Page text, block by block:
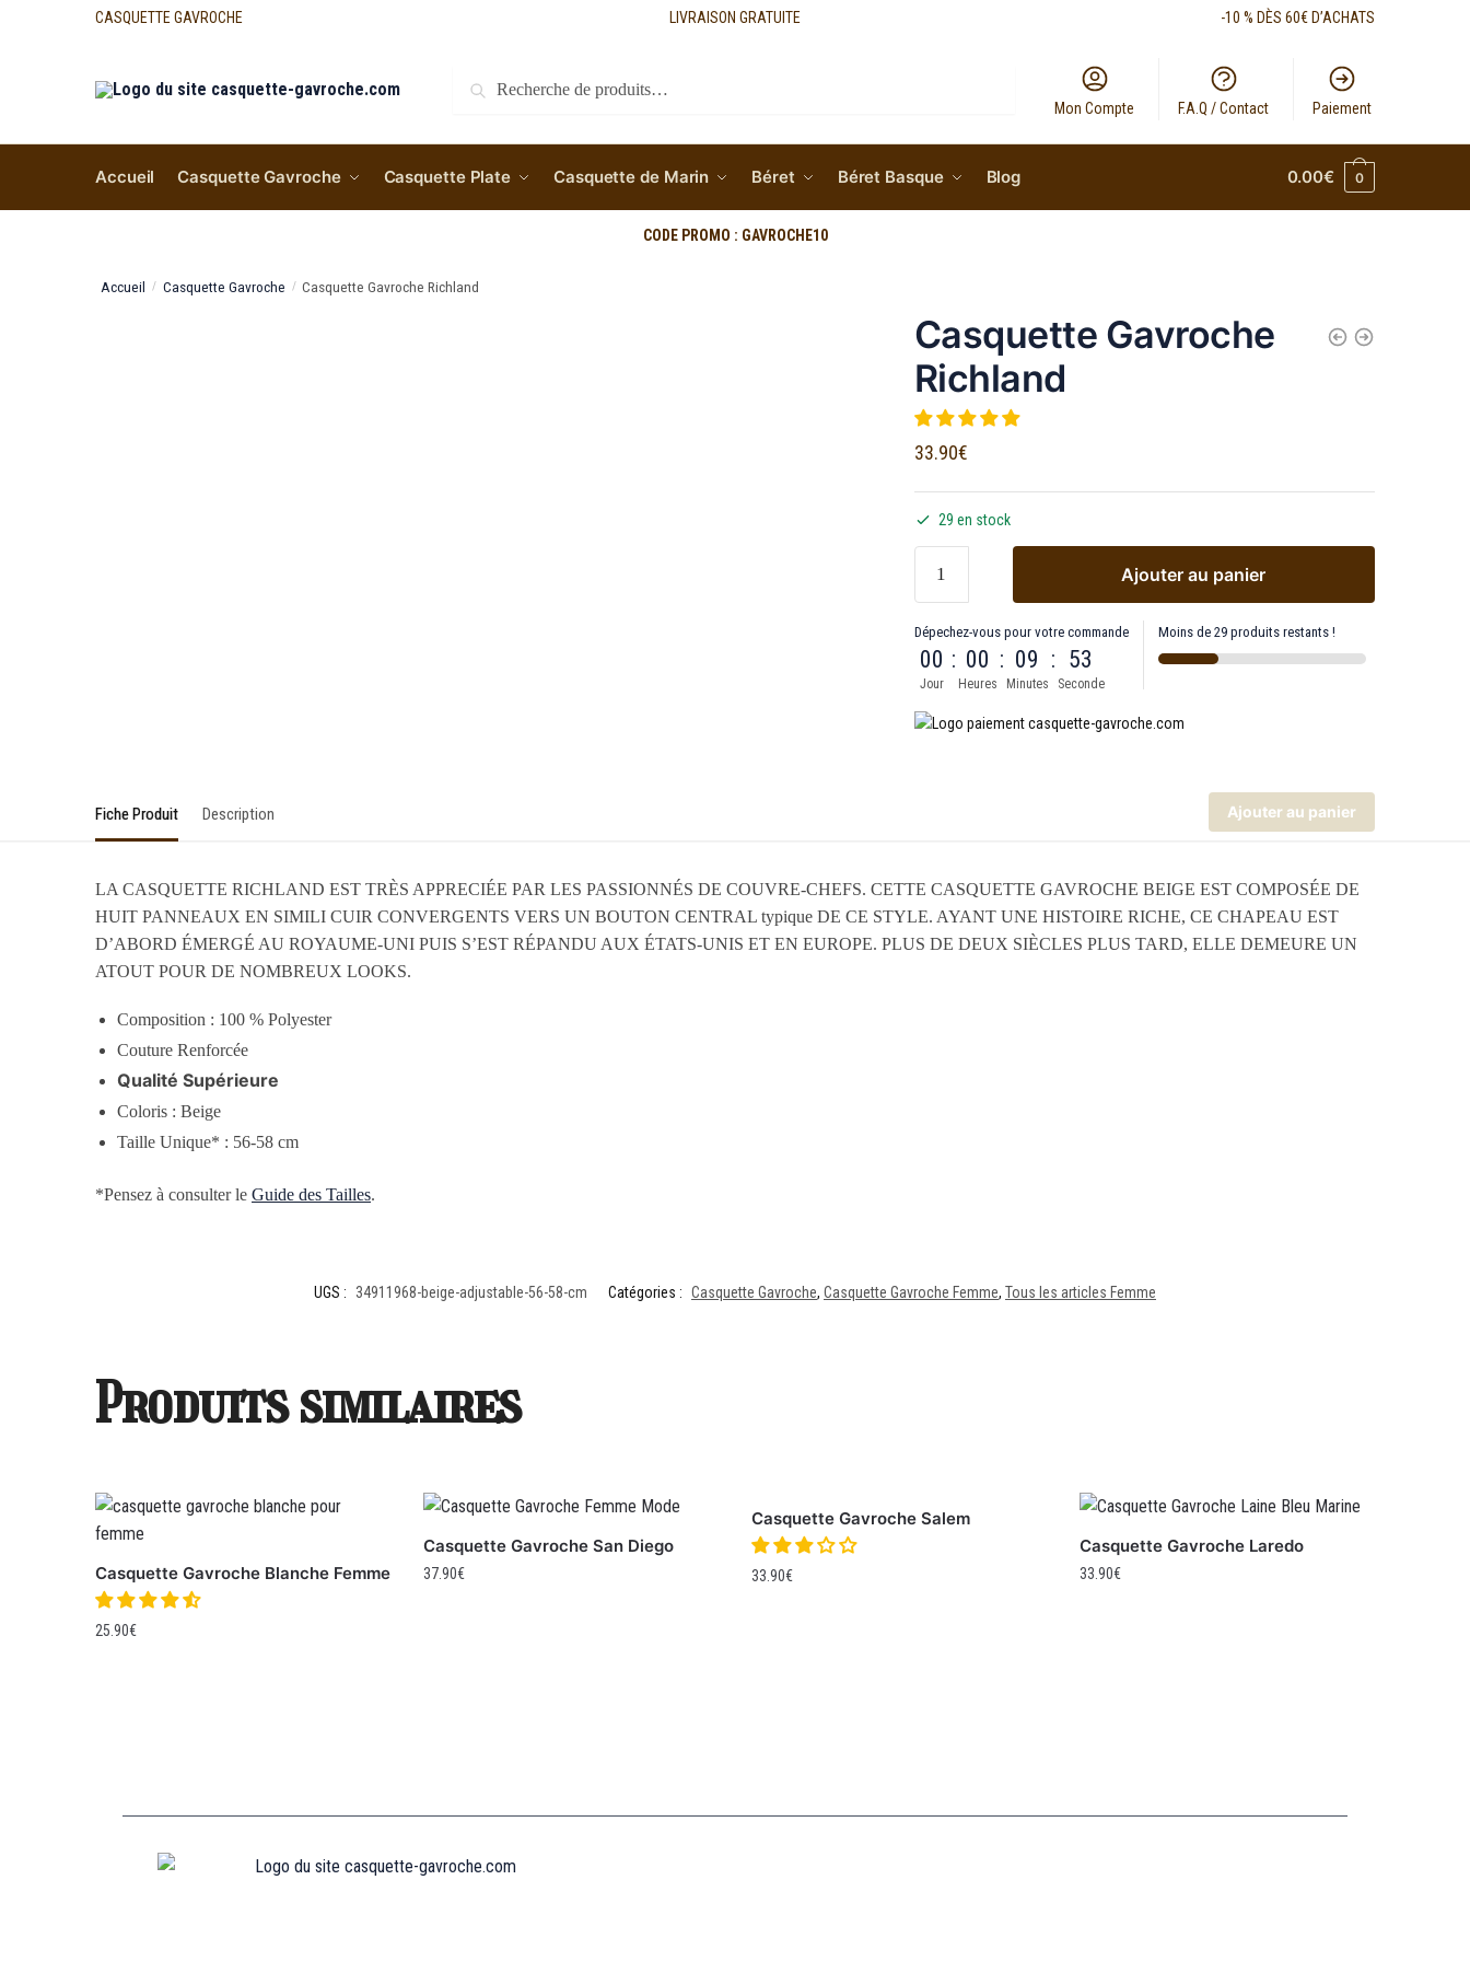
CASQUETTE GAVROCHE LIVRAISON GRATUITE -10 % DÈS 60€ D’ACHATS
Recherche
Mon Compte F.A.Q / Contact Paiement
Accueil Casquette Gavroche Casquette Plate Casquette de Marin Béret Béret Basque Blog 0.00€ 0
CODE PROMO : GAVROCHE10
Accueil / Casquette Gavroche / Casquette Gavroche Richland
Casquette Gavroche
Richland
33.90€
29 en stock
Ajouter au panier
Dépechez-vous pour votre commande
00
Jour
: 00
Heures
: 09
Minutes
: 51
Seconde
Moins de 29 produits restants !
Fiche Produit Description Ajouter au panier
LA CASQUETTE RICHLAND EST TRÈS APPRECIÉE PAR LES PASSIONNÉS DE COUVRE-CHEFS. CETTE CASQUETTE GAVROCHE BEIGE EST COMPOSÉE DE
HUIT PANNEAUX EN SIMILI CUIR CONVERGENTS VERS UN BOUTON CENTRAL typique DE CE STYLE. AYANT UNE HISTOIRE RICHE, CE CHAPEAU EST
D’ABORD ÉMERGÉ AU ROYAUME-UNI PUIS S’EST RÉPANDU AUX ÉTATS-UNIS ET EN EUROPE. PLUS DE DEUX SIÈCLES PLUS TARD, ELLE DEMEURE UN
ATOUT POUR DE NOMBREUX LOOKS.
Composition : 100 % Polyester
Couture Renforcée
Qualité Supérieure
Coloris : Beige
Taille Unique* : 56-58 cm
*Pensez à consulter le Guide des Tailles.
UGS : 34911968-beige-adjustable-56-58-cm Catégories : Casquette Gavroche, Casquette Gavroche Femme, Tous les articles Femme
Produits similaires
Casquette Gavroche Blanche Femme
25.90€
Casquette Gavroche San Diego
37.90€
Casquette Gavroche Salem
33.90€
Casquette Gavroche Laredo
33.90€